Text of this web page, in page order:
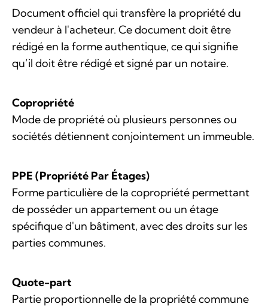
Document officiel qui transfère la propriété du
vendeur à l'acheteur. Ce document doit être
rédigé en la forme authentique, ce qui signifie
qu’il doit être rédigé et signé par un notaire.
Copropriété
Mode de propriété où plusieurs personnes ou
sociétés détiennent conjointement un immeuble.
PPE (Propriété Par Étages)
Forme particulière de la copropriété permettant
de posséder un appartement ou un étage
spécifique d'un bâtiment, avec des droits sur les
parties communes.
Quote-part
Partie proportionnelle de la propriété commune